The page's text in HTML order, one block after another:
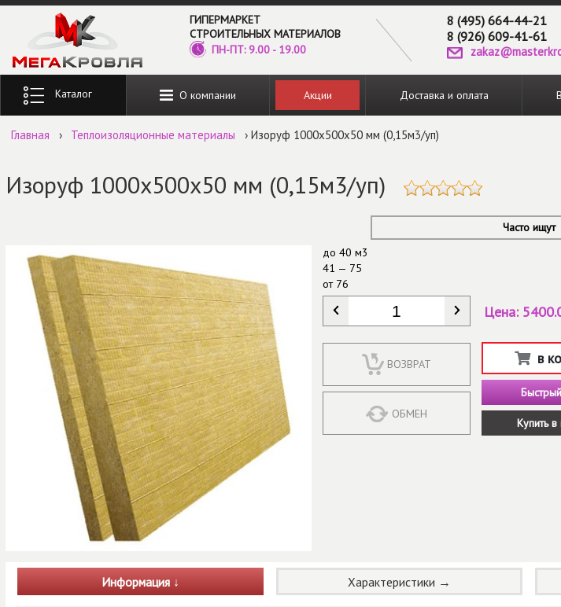
Перейти к основному содержанию
ГИПЕРМАРКЕТ
СТРОИТЕЛЬНЫХ МАТЕРИАЛОВ
ПН-ПТ: 9.00 - 19.00
8 (495) 664-44-21
8 (926) 609-41-61
О компании Акции Доставка и оплата
Введите ключевые слова для поиска
Главная › Теплоизоляционные материалы › Изоруф 1000х500х50 мм (0,15м3/уп)
Изоруф 1000х500х50 мм (0,15м3/уп)
Часто ищут
до 40 м3
41 — 75
от76
КОЛИЧЕСТВО*
ВОЗВРАТ
ОБМЕН
Цена:
в
Купить
Информация Характеристики